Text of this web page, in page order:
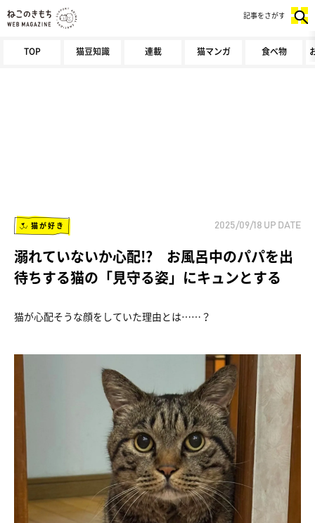
TOP 猫豆知識 連載 猫マンガ 食べ物
記事をさがす
猫が好き 2025/09/18 UP DATE
溺れていないか心配!? お風呂中のパパを出
待ちする猫の「見守る姿」にキュンとする
猫が心配そうな顔をしていた理由とは……？